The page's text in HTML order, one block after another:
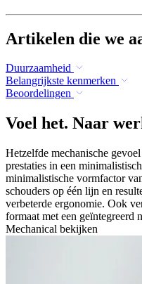
Artikelen die we
Duurzaamheid
Belangrijkste kenmerken
Beoordelingen
Voel het. Naar
Hetzelfde mechanische
prestaties in een
minimalistische vormfactor
schouders op één lijn en
verbeterde ergonomie. Ook
formaat met een geïntegreerd
Mechanical bekijken